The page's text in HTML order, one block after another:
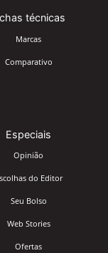
técnicas
Marcas
Comparativo
Especiais
Opinião
do Editor
Seu Bolso
Web Stories
Ofertas